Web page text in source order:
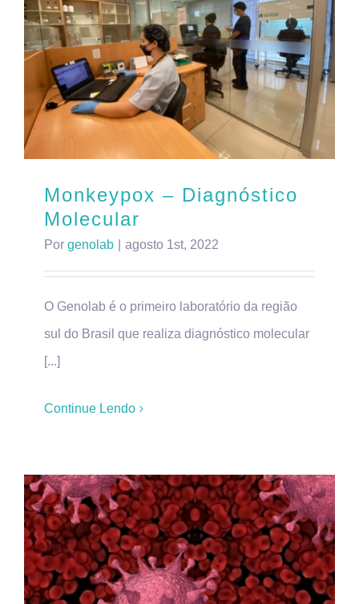
Monkeypox – Diagnóstico
Molecular
Por genolab agosto 1st, 2022
O Genolab é o primeiro laboratório da região
sul do Brasil que realiza diagnóstico molecular
[...]
Continue Lendo